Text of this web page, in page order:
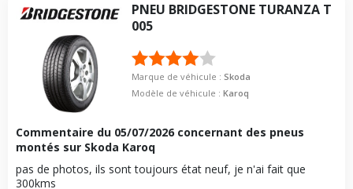
PNEU BRIDGESTONE TURANZA T
005
Marque de véhicule :Skoda
Modèle de véhicule :Karoq
Commentaire du 05/07/2026 concernant des pneus
montés sur Skoda Karoq
pas de photos, ils sont toujours état neuf, je n'ai fait que
300kms